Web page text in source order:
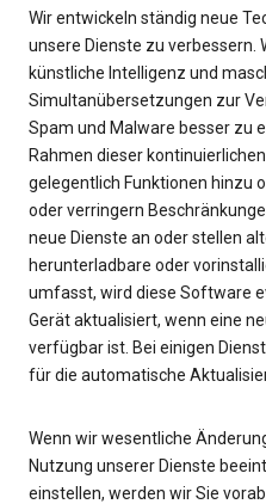
Wir entwickeln ständig neue
unsere Dienste zu verbessern.
künstliche Intelligenz und
Simultanübersetzungen zur
Spam und Malware besser zu
Rahmen dieser
gelegentlich Funktionen hinzu
oder verringern
neue Dienste an oder stellen
herunterladbare oder
umfasst, wird diese Software
Gerät aktualisiert, wenn eine
verfügbar ist. Bei einigen
für die automatische
Wenn wir wesentliche
Nutzung unserer Dienste
einstellen, werden wir Sie